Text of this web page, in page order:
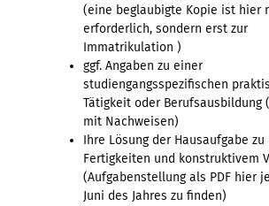
(eine beglaubigte Kopie ist hier
erforderlich, sondern erst zur
Immatrikulation )
ggf. Angaben zu einer
studiengangsspezifischen
Tätigkeit oder Berufsausbildung
mit Nachweisen)
Ihre Lösung der Hausaufgabe
Fertigkeiten und konstruktivem
(Aufgabenstellung als PDF hier
Juni des Jahres zu finden)